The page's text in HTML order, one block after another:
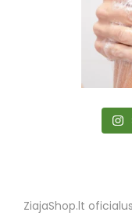
ZiajaShop.lt